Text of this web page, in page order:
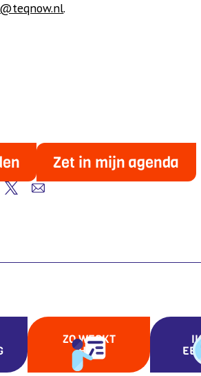
.
Zet in mijn agenda
ZO WERKT
HET